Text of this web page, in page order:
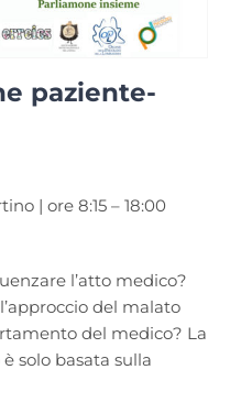
paziente-
| ore 8:15 – 18:00
l’atto medico?
del malato
del medico? La
solo basata sulla